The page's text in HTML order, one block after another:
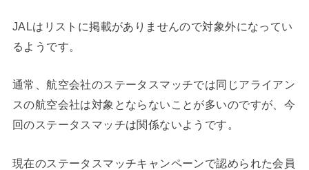
JALはリストに掲載がありませんので対象外になってい
るようです。
通常、航空会社のステータスマッチでは同じアライアン
スの航空会社は対象とならないことが多いのですが、今
回のステータスマッチは関係ないようです。
現在のステータスマッチキャンペーンで認められた会員